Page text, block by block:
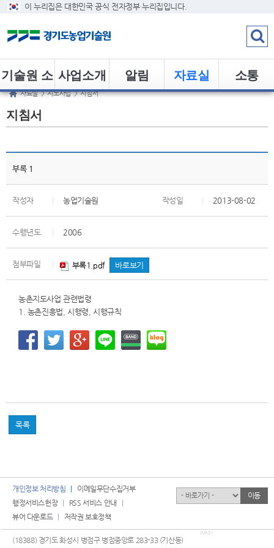
이 누리집은 대한민국 공식 전자정부 누리집입니다.
소통
자료실
알림
사업소개
기술원 소
개
자료실 > 지도사업 > 지침서
지침서
부록 1
작성자 농업기술원 작성일 2013-08-02
수행년도 2006
첨부파일 부록1.pdf 바로보기
농촌지도사업 관련법령
1. 농촌진흥법, 시행령, 시행규칙
목록
개인정보 처리방침
이메일무단수집거부
행정서비스헌장
RSS 서비스 안내
뷰어 다운로드
저작권 보호정책
(18388) 경기도 화성시 병점구 병점중앙로 283-33 (기산동)
유관기관 이동
WAS1